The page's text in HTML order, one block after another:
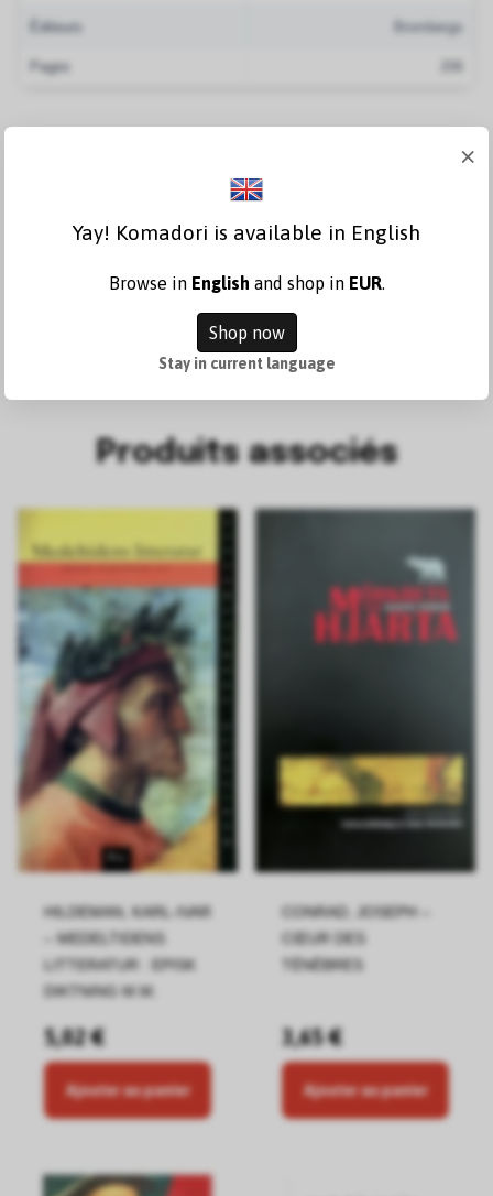
Éditeurs Brombergs
Pages
Write a review
Produits associés
HILDEMAN, KARL-IVAR
– MEDELTIDENS
LITTERATUR : EPISK
DIKTNING M.M.
5,02 €
Ajouter au panier
CONRAD, JOSEPH –
CŒUR DES
TÉNÈBRES
3,65 €
Ajouter au panier
×
Yay! Komadori is available in English
Browse in English and shop in EUR.
Shop now
Stay in current language